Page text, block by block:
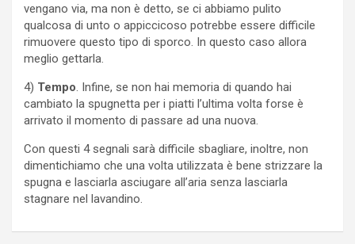
vengano via, ma non è detto, se ci abbiamo pulito
qualcosa di unto o appiccicoso potrebbe essere difficile
rimuovere questo tipo di sporco. In questo caso allora
meglio gettarla.
4) Tempo. Infine, se non hai memoria di quando hai
cambiato la spugnetta per i piatti l’ultima volta forse è
arrivato il momento di passare ad una nuova.
Con questi 4 segnali sarà difficile sbagliare, inoltre, non
dimentichiamo che una volta utilizzata è bene strizzare la
spugna e lasciarla asciugare all’aria senza lasciarla
stagnare nel lavandino.